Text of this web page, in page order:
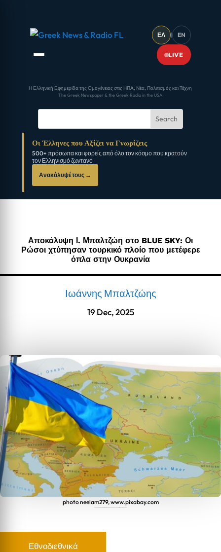
ΕΛ | EN
LIVE
Η Ελληνική Εφημερίδα της Ομογένειας στις ΗΠΑ, Νέα, Πολιτισμός και Τέχνη
The Greek Newspaper & the Greek Radio in the USA
Οι Έλληνες που Αξίζει να Γνωρίζεις
500+ πρόσωπα και φορείς από όλο τον κόσμο που κρατούν
τον Ελληνισμό ζωντανό
Ανακάλυψέ τους →
Αποκάλυψη Ι. Μπαλτζώη στο BLUE SKY: Οι
Ρώσοι χτύπησαν τουρκικό πλοίο που μετέφερε
όπλα στην Ουκρανία
Ιωάννης Μπαλτζώης
19 Dec, 2025
photo neelam279, www.pixabay.com
Εθνοδιεθνικά